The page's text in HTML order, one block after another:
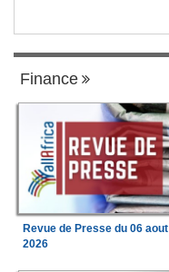
Finance
Revue de Presse du 06 aout
2026